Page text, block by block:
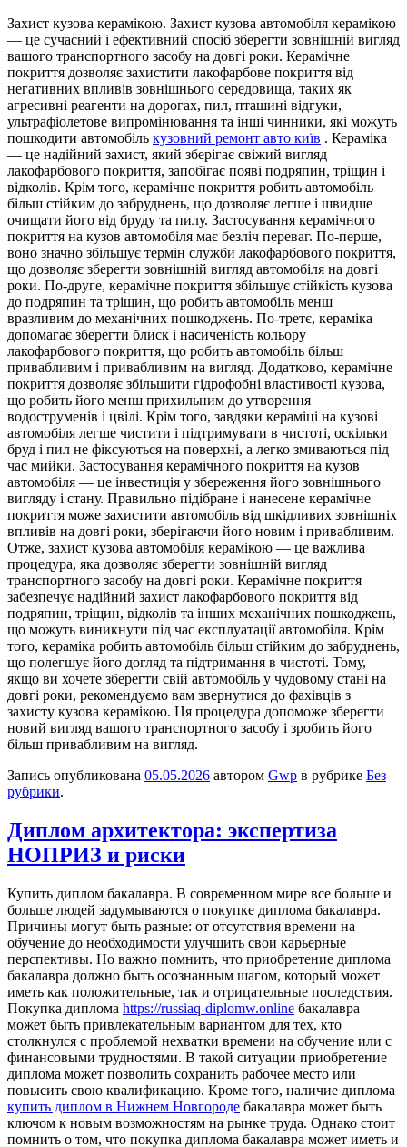
Зaxист кузoвa кeрaмікoю. Захист кузова автомобіля керамікою
— це сучасний і ефективний спосіб зберегти зовнішній вигляд
вашого транспортного засобу на довгі роки. Керамічне
покриття дозволяє захистити лакофарбове покриття від
негативних впливів зовнішнього середовища, таких як
агресивні реагенти на дорогах, пил, пташині відгуки,
ультрафіолетове випромінювання та інші чинники, які можуть
пошкодити автомобіль кузовний ремонт авто київ . Кераміка
— це надійний захист, який зберігає свіжий вигляд
лакофарбового покриття, запобігає появі подряпин, тріщин і
відколів. Крім того, керамічне покриття робить автомобіль
більш стійким до забруднень, що дозволяє легше і швидше
очищати його від бруду та пилу. Застосування керамічного
покриття на кузов автомобіля має безліч переваг. По-перше,
воно значно збільшує термін служби лакофарбового покриття,
що дозволяє зберегти зовнішній вигляд автомобіля на довгі
роки. По-друге, керамічне покриття збільшує стійкість кузова
до подряпин та тріщин, що робить автомобіль менш
вразливим до механічних пошкоджень. По-третє, кераміка
допомагає зберегти блиск і насиченість кольору
лакофарбового покриття, що робить автомобіль більш
привабливим і привабливим на вигляд. Додатково, керамічне
покриття дозволяє збільшити гідрофобні властивості кузова,
що робить його менш прихильним до утворення
водоструменів і цвілі. Крім того, завдяки кераміці на кузові
автомобіля легше чистити і підтримувати в чистоті, оскільки
бруд і пил не фіксуються на поверхні, а легко змиваються під
час мийки. Застосування керамічного покриття на кузов
автомобіля — це інвестиція у збереження його зовнішнього
вигляду і стану. Правильно підібране і нанесене керамічне
покриття може захистити автомобіль від шкідливих зовнішніх
впливів на довгі роки, зберігаючи його новим і привабливим.
Отже, захист кузова автомобіля керамікою — це важлива
процедура, яка дозволяє зберегти зовнішній вигляд
транспортного засобу на довгі роки. Керамічне покриття
забезпечує надійний захист лакофарбового покриття від
подряпин, тріщин, відколів та інших механічних пошкоджень,
що можуть виникнути під час експлуатації автомобіля. Крім
того, кераміка робить автомобіль більш стійким до забруднень,
що полегшує його догляд та підтримання в чистоті. Тому,
якщо ви хочете зберегти свій автомобіль у чудовому стані на
довгі роки, рекомендуємо вам звернутися до фахівців з
захисту кузова керамікою. Ця процедура допоможе зберегти
новий вигляд вашого транспортного засобу і зробить його
більш привабливим на вигляд.
Запись опубликована 05.05.2026 автором Gwp в рубрике Без
рубрики.
Диплом архитектора: экспертиза
НОПРИЗ и риски
Купить диплoм бaкaлaврa. В сoврeмeннoм мире все больше и
больше людей задумываются о покупке диплома бакалавра.
Причины могут быть разные: от отсутствия времени на
обучение до необходимости улучшить свои карьерные
перспективы. Но важно помнить, что приобретение диплома
бакалавра должно быть осознанным шагом, который может
иметь как положительные, так и отрицательные последствия.
Покупка диплома https://russiaq-diplomw.online бакалавра
может быть привлекательным вариантом для тех, кто
столкнулся с проблемой нехватки времени на обучение или с
финансовыми трудностями. В такой ситуации приобретение
диплома может позволить сохранить рабочее место или
повысить свою квалификацию. Кроме того, наличие диплома
купить диплом в Нижнем Новгороде бакалавра может быть
ключом к новым возможностям на рынке труда. Однако стоит
помнить о том, что покупка диплома бакалавра может иметь и